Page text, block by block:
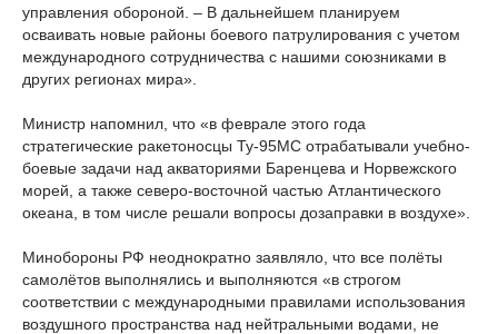
управления обороной. – В дальнейшем планируем
осваивать новые районы боевого патрулирования с учетом
международного сотрудничества с нашими союзниками в
других регионах мира».
Министр напомнил, что «в феврале этого года
стратегические ракетоносцы Ту-95МС отрабатывали учебно-
боевые задачи над акваториями Баренцева и Норвежского
морей, а также северо-восточной частью Атлантического
океана, в том числе решали вопросы дозаправки в воздухе».
Минобороны РФ неоднократно заявляло, что все полёты
самолётов выполнялись и выполняются «в строгом
соответствии с международными правилами использования
воздушного пространства над нейтральными водами, не